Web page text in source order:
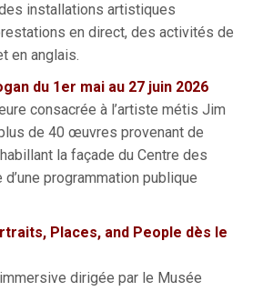
installations artistiques
en direct, des activités de
en anglais.
du 1er mai au 27 juin 2026
consacrée à l’artiste métis Jim
de 40 œuvres provenant de
la façade du Centre des
programmation publique
Places, and People dès le
dirigée par le Musée